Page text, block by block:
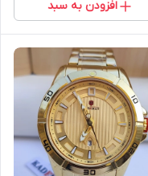
افزودن به سبد